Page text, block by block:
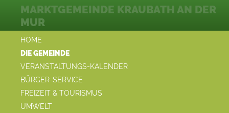
HOME
DIE GEMEINDE
VERANSTALTUNGS-KALENDER
BÜRGER-SERVICE
FREIZEIT & TOURISMUS
UMWELT
MARKTGEMEINDE KRAUBATH AN DER
MUR